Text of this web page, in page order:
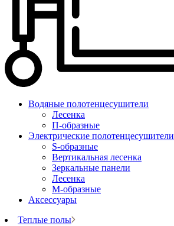
Водяные полотенцесушители
Лесенка
П-образные
Электрические полотенцесушители
S-образные
Вертикальная лесенка
Зеркальные панели
Лесенка
М-образные
Аксессуары
Теплые полы